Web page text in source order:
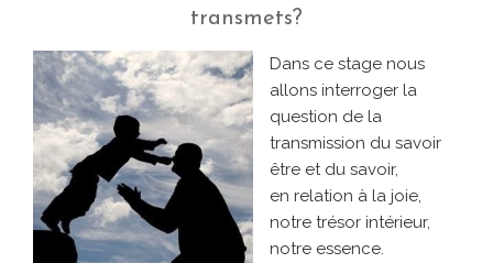
transmets?
Dans ce stage nous
allons interroger la
question de la
transmission du savoir
être et du savoir,
en relation à la joie,
notre trésor intérieur,
notre essence.